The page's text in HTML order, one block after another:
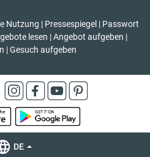
Nutzung | Pressespiegel | Passwort
lesen | Angebot aufgeben |
| Gesuch aufgeben
DE